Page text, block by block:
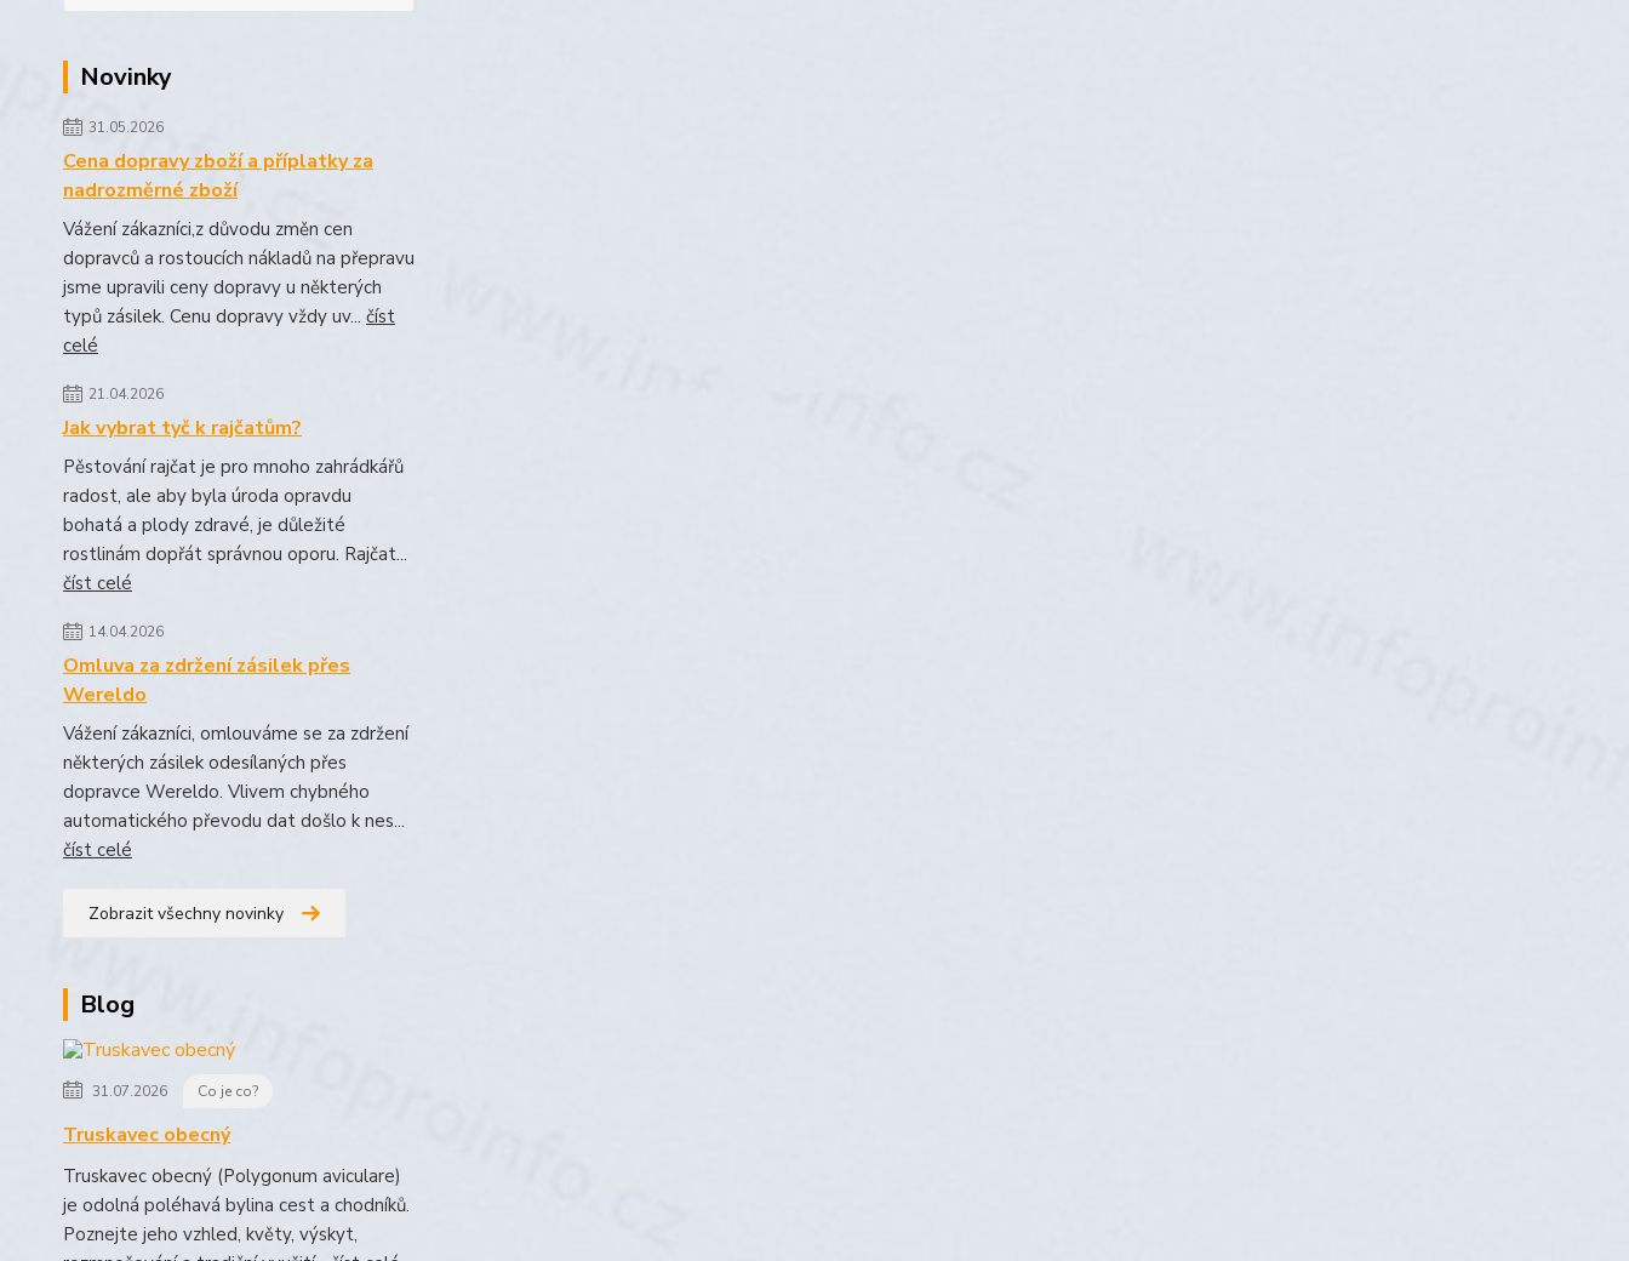
Novinky
31.05.2026
Cena dopravy zboží a příplatky za
nadrozměrné zboží
Vážení zákazníci,z důvodu změn cen
dopravců a rostoucích nákladů na přepravu
jsme upravili ceny dopravy u některých
typů zásilek. Cenu dopravy vždy uv... číst
celé
21.04.2026
Jak vybrat tyč k rajčatům?
Pěstování rajčat je pro mnoho zahrádkářů
radost, ale aby byla úroda opravdu
bohatá a plody zdravé, je důležité
rostlinám dopřát správnou oporu. Rajčat...
číst celé
14.04.2026
Omluva za zdržení zásilek přes
Wereldo
Vážení zákazníci, omlouváme se za zdržení
některých zásilek odesílaných přes
dopravce Wereldo. Vlivem chybného
automatického převodu dat došlo k nes...
číst celé
Zobrazit všechny novinky
Blog
31.07.2026 Co je co?
Truskavec obecný
Truskavec obecný (Polygonum aviculare)
je odolná poléhavá bylina cest a chodníků.
Poznejte jeho vzhled, květy, výskyt,